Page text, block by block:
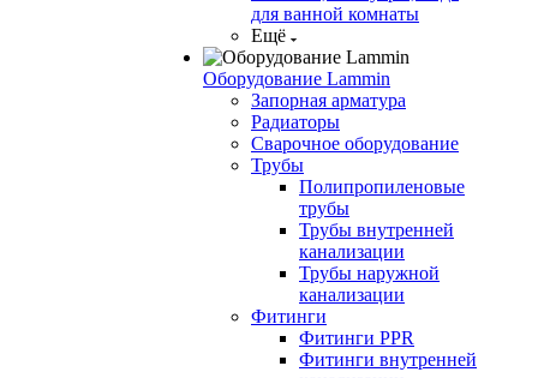
для ванной комнаты
Ещё
Оборудование Lammin
Запорная арматура
Радиаторы
Сварочное оборудование
Трубы
Полипропиленовые
трубы
Трубы внутренней
канализации
Трубы наружной
канализации
Фитинги
Фитинги PPR
Фитинги внутренней